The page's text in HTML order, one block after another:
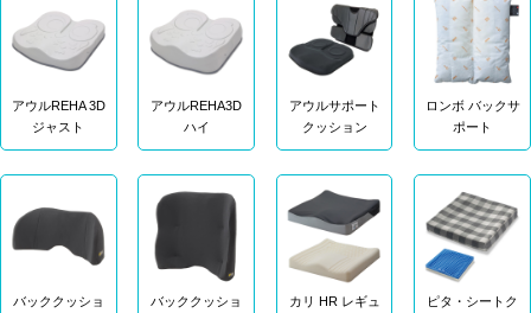
アウルREHA 3D
ジャスト
アウルREHA3D
ハイ
アウルサポート
クッション
ロンボ バックサ
ポート
バッククッショ
バッククッショ
カリ HR レギュ
ピタ・シートク